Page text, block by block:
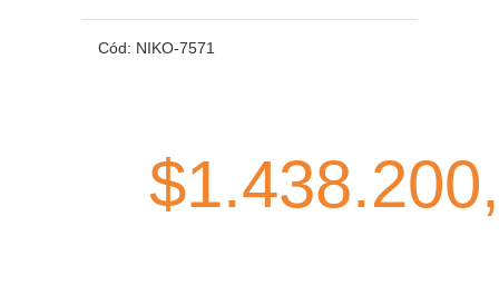
Cód: NIKO-7571